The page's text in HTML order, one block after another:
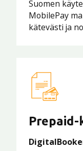
Suomen
MobilePay
kätevästi ja